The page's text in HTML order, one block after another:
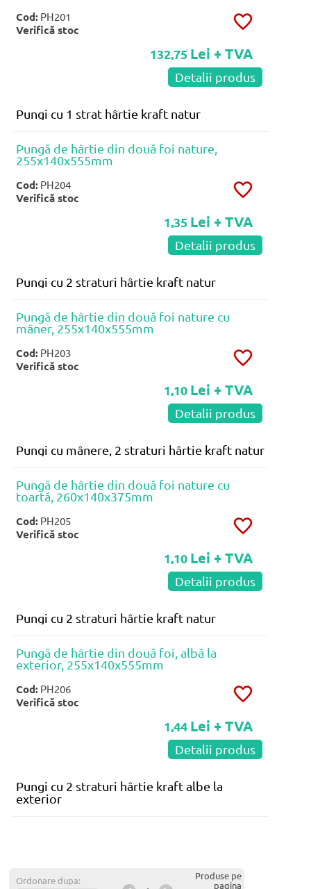
Cod: PH201
Verifică stoc
132,75 Lei + TVA
Pungi cu 1 strat hârtie kraft natur
Detalii produs
Pungă de hârtie din două foi nature,
255x140x555mm
Cod: PH204
Verifică stoc
1,35 Lei + TVA
Pungi cu 2 straturi hârtie kraft natur
Detalii produs
Pungă de hârtie din două foi nature cu
mâner, 255x140x555mm
Cod: PH203
Verifică stoc
1,10 Lei + TVA
Pungi cu mânere, 2 straturi hârtie kraft natur
Detalii produs
Pungă de hârtie din două foi nature cu
toartă, 260x140x375mm
Cod: PH205
Verifică stoc
1,10 Lei + TVA
Pungi cu 2 straturi hârtie kraft natur
Detalii produs
Pungă de hârtie din două foi, albă la
exterior, 255x140x555mm
Cod: PH206
Verifică stoc
1,44 Lei + TVA
Pungi cu 2 straturi hârtie kraft albe la
exterior
Detalii produs
Ordonare dupa:
Produse pe
pagina